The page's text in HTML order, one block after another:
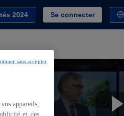
2024 Se connecter
appareils,
et des
sans accepter